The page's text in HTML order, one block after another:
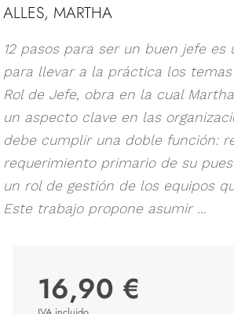
ALLES, MARTHA
12 pasos para ser un buen jefe es
para llevar a la práctica los
Rol de Jefe, obra en la cual
un aspecto clave en las
debe cumplir una doble función:
requerimiento primario de su
un rol de gestión de los equipos
Este trabajo propone asumir ...
16,90 €